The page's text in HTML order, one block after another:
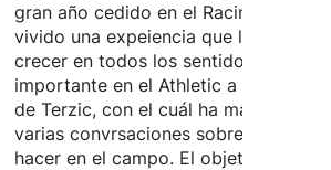
gran año cedido en el Racing, donde
vivido una expeiencia que le ha
crecer en todos los sentidos. Quiere
importante en el Athletic a las
de Terzic, con el cuál ha mantenido
varias convrsaciones sobre lo que
hacer en el campo. El objetivo del